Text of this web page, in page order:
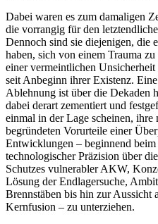
Dabei waren es zum damaligen
die vorrangig für den
Dennoch sind sie diejenigen, die
haben, sich von einem Trauma
einer vermeintlichen
seit Anbeginn ihrer Existenz.
Ablehnung ist über die Dekaden
dabei derart zementiert und
einmal in der Lage scheinen, ihre
begründeten Vorurteile einer
Entwicklungen – beginnend
technologischer Präzision über
Schutzes vulnerabler AKW,
Lösung der Endlagersuche,
Brennstäben bis hin zur Aussicht
Kernfusion – zu unterziehen.